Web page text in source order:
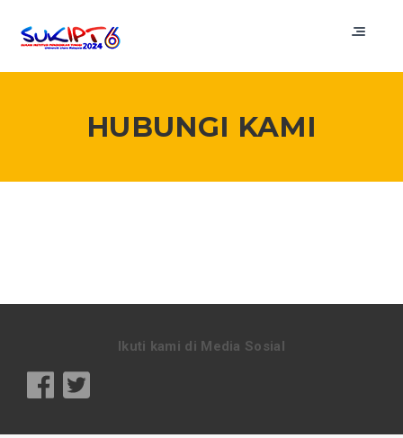
HUBUNGI KAMI
Ikuti kami di Media Sosial